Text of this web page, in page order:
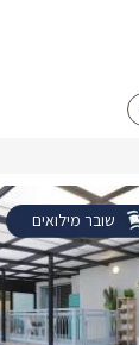
שובר מילואים